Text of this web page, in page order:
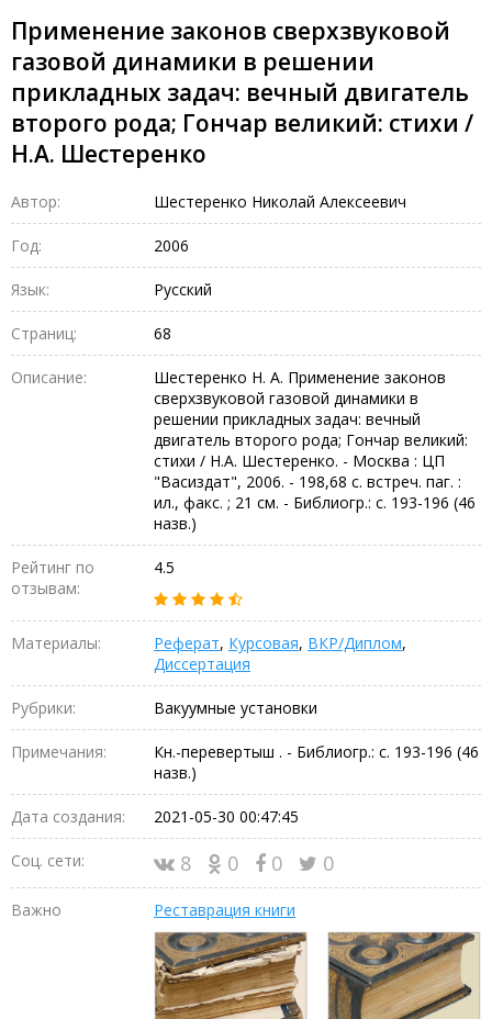
Применение законов сверхзвуковой
газовой динамики в решении
прикладных задач: вечный двигатель
второго рода; Гончар великий: стихи /
Н.А. Шестеренко
Автор: Шестеренко Николай Алексеевич
Год: 2006
Язык: Русский
Страниц: 68
Описание:
Шестеренко Н. А. Применение законов
сверхзвуковой газовой динамики в
решении прикладных задач: вечный
двигатель второго рода; Гончар великий:
стихи / Н.А. Шестеренко. - Москва : ЦП
"Васиздат", 2006. - 198,68 с. встреч. паг. :
ил., факс. ; 21 см. - Библиогр.: с. 193-196 (46
назв.)
Рейтинг по
отзывам:
4.5
Материалы: Реферат, Курсовая, ВКР/Диплом,
Диссертация
Рубрики: Вакуумные установки
Примечания:
Кн.-перевертыш . - Библиогр.: с. 193-196 (46
назв.)
Дата создания: 2021-05-30 00:47:45
Соц. сети: 8 0 0 0
Важно Реставрация книги